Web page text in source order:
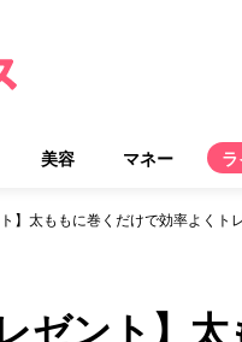
美容 マネー ラ
ゼント】